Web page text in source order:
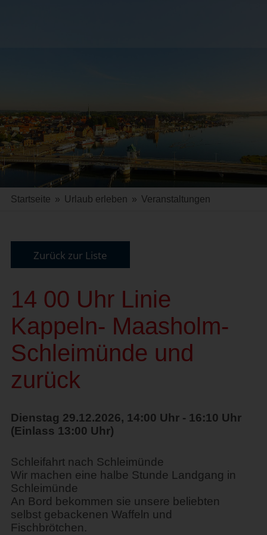
Startseite » Urlaub erleben » Veranstaltungen
Zurück zur Liste
14 00 Uhr Linie
Kappeln- Maasholm-
Schleimünde und
zurück
Dienstag 29.12.2026, 14:00 Uhr - 16:10 Uhr
(Einlass 13:00 Uhr)
Schleifahrt nach Schleimünde
Wir machen eine halbe Stunde Landgang in
Schleimünde
An Bord bekommen sie unsere beliebten
selbst gebackenen Waffeln und
Fischbrötchen.